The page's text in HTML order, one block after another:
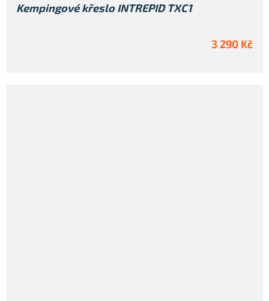
Kempingové křeslo INTREPID TXC1
3 290 Kč